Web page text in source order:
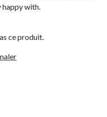
with.
ce produit.